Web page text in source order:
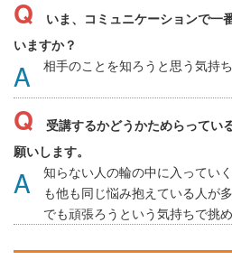
いま、コミュニケーションで一
いますか？
相手のことを知ろうと思う気持
受講するかどうかためらってい
願いします。
知らない人の輪の中に入ってい
も他も同じ悩み抱えている人が
でも頑張ろうという気持ちで挑め